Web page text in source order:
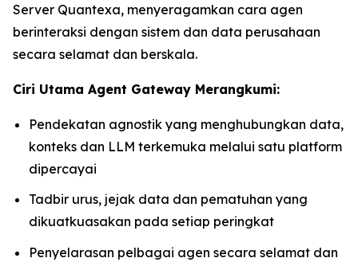
Server Quantexa, menyeragamkan cara agen
berinteraksi dengan sistem dan data perusahaan
secara selamat dan berskala.
Ciri Utama Agent Gateway Merangkumi:
Pendekatan agnostik yang menghubungkan data,
konteks dan LLM terkemuka melalui satu platform
dipercayai
Tadbir urus, jejak data dan pematuhan yang
dikuatkuasakan pada setiap peringkat
Penyelarasan pelbagai agen secara selamat dan